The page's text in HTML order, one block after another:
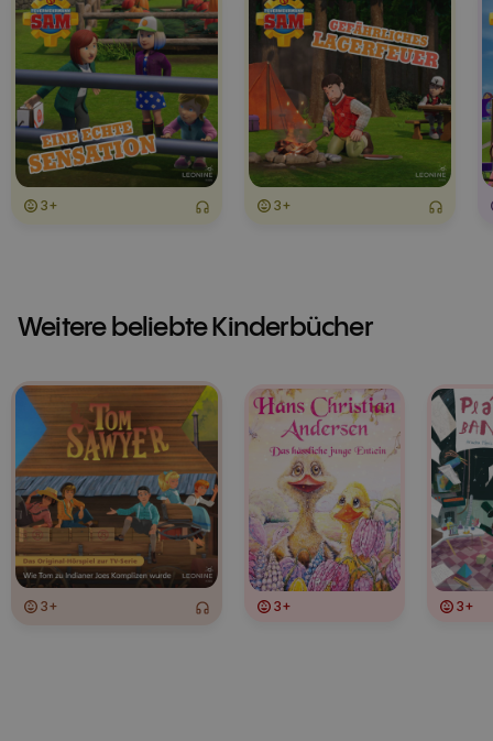
3+ 3+
Weitere beliebte Kinderbücher
3+ 3+ 3+